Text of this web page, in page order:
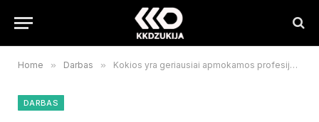
Home » Darbas » Kokios yra geriausiai apmokamos profesijos Lietuvoje?
DARBAS